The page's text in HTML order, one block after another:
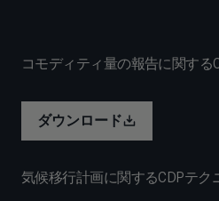
コモディティ量の報告に関する
ダウンロード
気候移行計画に関するCDPテク